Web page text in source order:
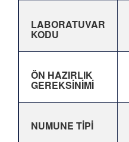
LABORATUVAR
KODU
ÖN HAZIRLIK
GEREKSİNİMİ
NUMUNE TİPİ